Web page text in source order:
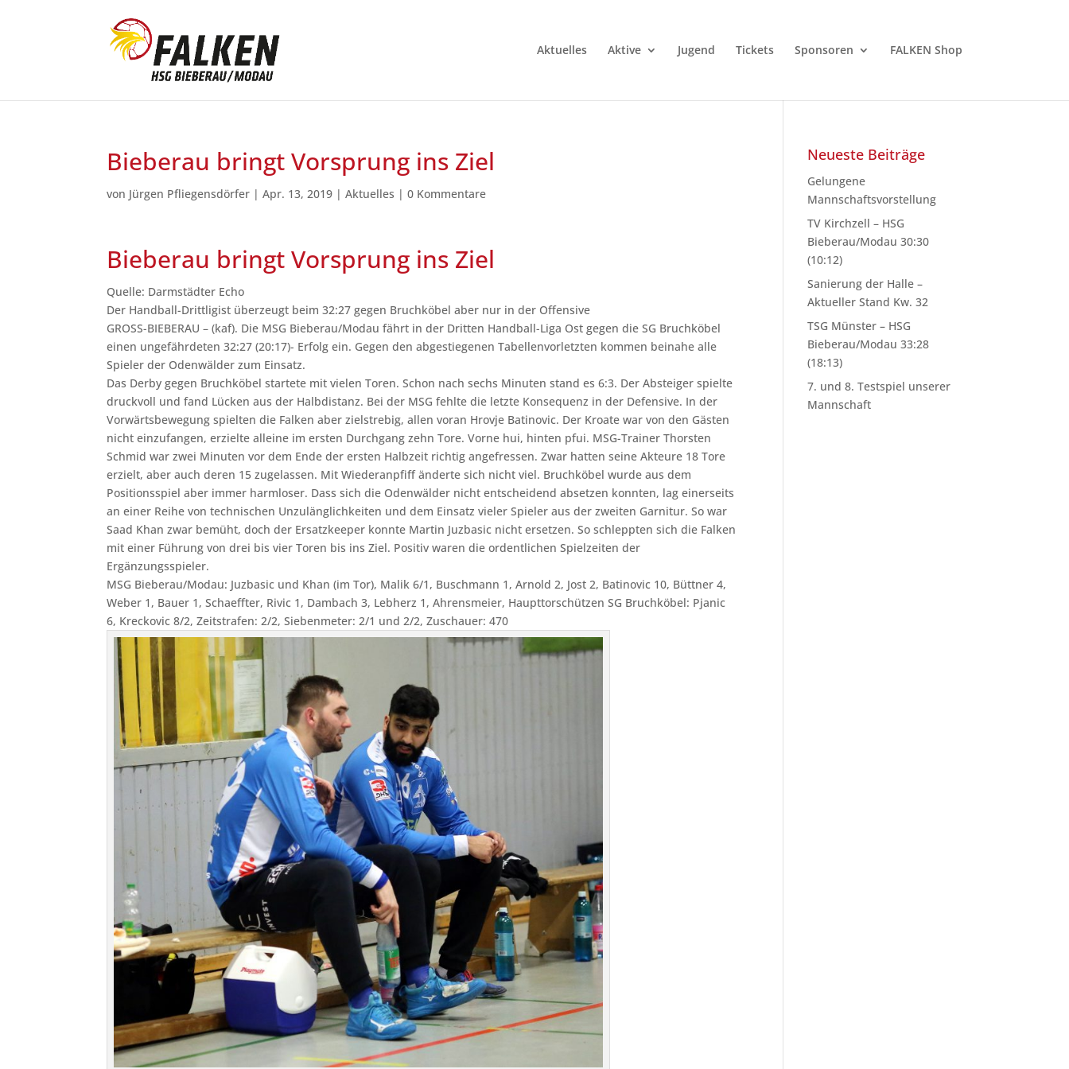
Aktuelles Aktive Jugend Tickets Sponsoren FALKEN Shop
Bieberau bringt Vorsprung ins Ziel
von Jürgen Pfliegensdörfer |Apr. 13, 2019 |Aktuelles |0 Kommentare
Bieberau bringt Vorsprung ins Ziel
Quelle: Darmstädter Echo
Der Handball-Drittligist überzeugt beim 32:27 gegen Bruchköbel aber nur in der Offensive
GROSS-BIEBERAU – (kaf). Die MSG Bieberau/Modau fährt in der Dritten Handball-Liga Ost gegen die SG Bruchköbel
einen ungefährdeten 32:27 (20:17)- Erfolg ein. Gegen den abgestiegenen Tabellenvorletzten kommen beinahe alle
Spieler der Odenwälder zum Einsatz.
Das Derby gegen Bruchköbel startete mit vielen Toren. Schon nach sechs Minuten stand es 6:3. Der Absteiger spielte
druckvoll und fand Lücken aus der Halbdistanz. Bei der MSG fehlte die letzte Konsequenz in der Defensive. In der
Vorwärtsbewegung spielten die Falken aber zielstrebig, allen voran Hrovje Batinovic. Der Kroate war von den Gästen
nicht einzufangen, erzielte alleine im ersten Durchgang zehn Tore. Vorne hui, hinten pfui. MSG-Trainer Thorsten
Schmid war zwei Minuten vor dem Ende der ersten Halbzeit richtig angefressen. Zwar hatten seine Akteure 18 Tore
erzielt, aber auch deren 15 zugelassen. Mit Wiederanpfiff änderte sich nicht viel. Bruchköbel wurde aus dem
Positionsspiel aber immer harmloser. Dass sich die Odenwälder nicht entscheidend absetzen konnten, lag einerseits
an einer Reihe von technischen Unzulänglichkeiten und dem Einsatz vieler Spieler aus der zweiten Garnitur. So war
Saad Khan zwar bemüht, doch der Ersatzkeeper konnte Martin Juzbasic nicht ersetzen. So schleppten sich die Falken
mit einer Führung von drei bis vier Toren bis ins Ziel. Positiv waren die ordentlichen Spielzeiten der
Ergänzungsspieler.
MSG Bieberau/Modau: Juzbasic und Khan (im Tor), Malik 6/1, Buschmann 1, Arnold 2, Jost 2, Batinovic 10, Büttner 4,
Weber 1, Bauer 1, Schaeffter, Rivic 1, Dambach 3, Lebherz 1, Ahrensmeier, Haupttorschützen SG Bruchköbel: Pjanic
6, Kreckovic 8/2, Zeitstrafen: 2/2, Siebenmeter: 2/1 und 2/2, Zuschauer: 470
Neueste Beiträge
Gelungene
Mannschaftsvorstellung
TV Kirchzell – HSG
Bieberau/Modau 30:30
(10:12)
Sanierung der Halle –
Aktueller Stand Kw. 32
TSG Münster – HSG
Bieberau/Modau 33:28
(18:13)
7. und 8. Testspiel unserer
Mannschaft